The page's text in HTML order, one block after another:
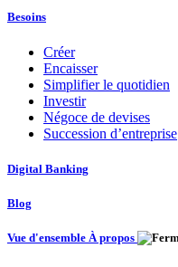
Besoins
Créer
Encaisser
Simplifier le quotidien
Investir
Négoce de devises
Succession d’entreprise
Digital Banking
Blog
Vue d'ensemble À propos